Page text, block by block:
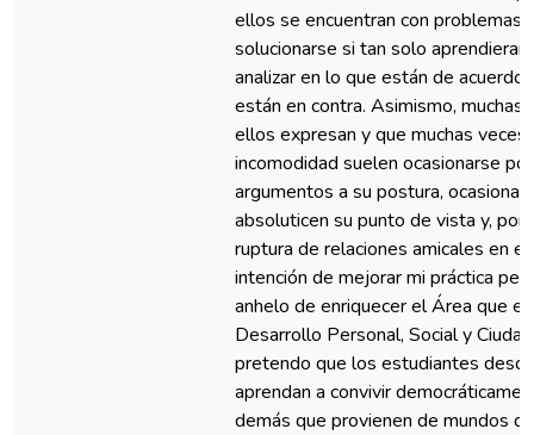
ellos se encuentran con problemas
solucionarse si tan solo
analizar en lo que están de acuerdo
están en contra. Asimismo, muchas
ellos expresan y que muchas veces
incomodidad suelen ocasionarse
argumentos a su postura,
absoluticen su punto de vista y, por
ruptura de relaciones amicales en el
intención de mejorar mi práctica
anhelo de enriquecer el Área que
Desarrollo Personal, Social y
pretendo que los estudiantes
aprendan a convivir
demás que provienen de mundos